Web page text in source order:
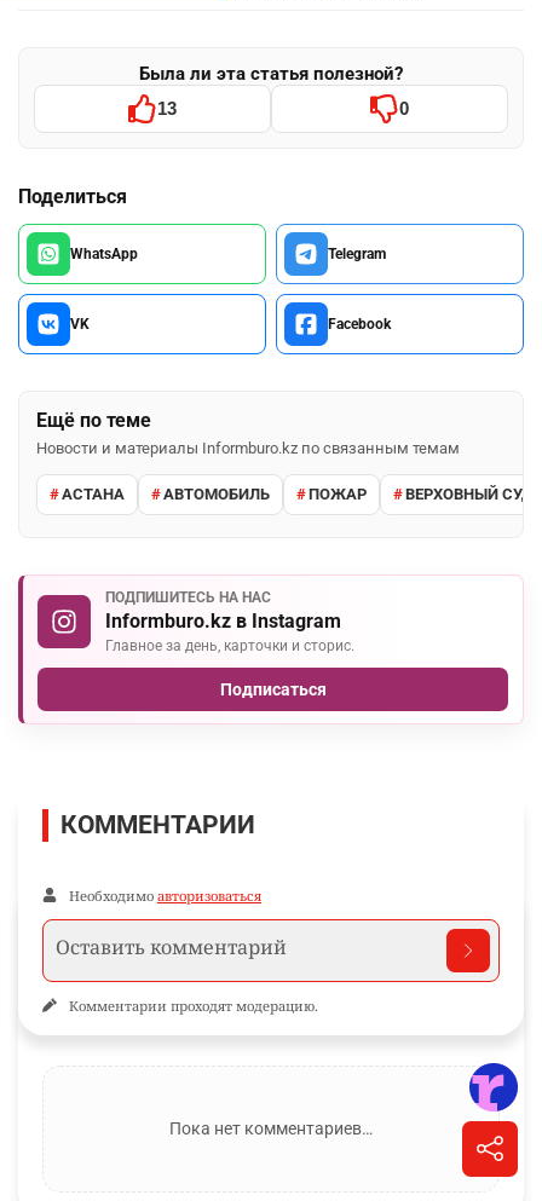
Была ли эта статья полезной?
13 0
Поделиться
WhatsApp Telegram
VK Facebook
Ещё по теме
Новости и материалы Informburo.kz по связанным темам
АСТАНА АВТОМОБИЛЬ ПОЖАР ВЕРХОВНЫЙ СУД
ПОДПИШИТЕСЬ НА НАС
Informburo.kz в Instagram
Главное за день, карточки и сторис.
Подписаться
КОММЕНТАРИИ
Необходимо авторизоваться
Комментарии проходят модерацию.
Пока нет комментариев…